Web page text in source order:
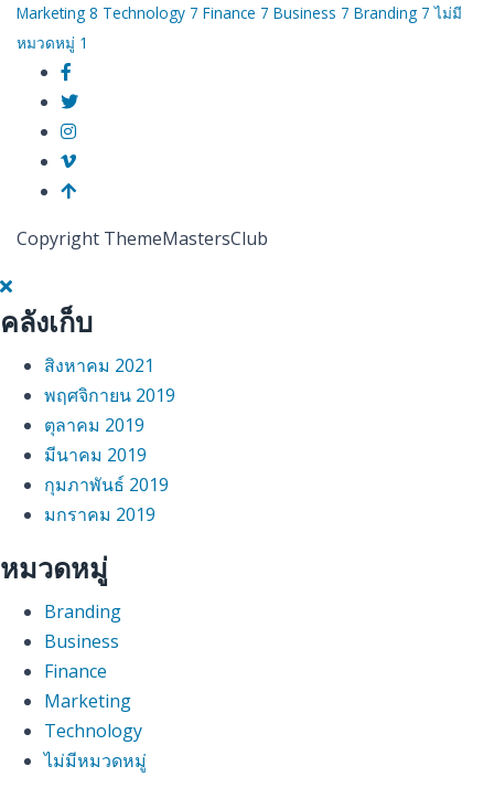
Marketing 8 Technology 7 Finance 7 Business 7 Branding 7 ไม่มี
หมวดหมู่ 1
Copyright ThemeMastersClub
คลังเก็บ
สิงหาคม 2021
พฤศจิกายน 2019
ตุลาคม 2019
มีนาคม 2019
กุมภาพันธ์ 2019
มกราคม 2019
หมวดหมู่
Branding
Business
Finance
Marketing
Technology
ไม่มีหมวดหมู่